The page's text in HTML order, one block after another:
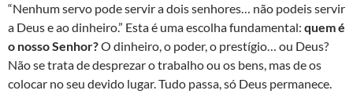
“Nenhum servo pode servir a dois senhores… não podeis servir
a Deus e ao dinheiro.” Esta é uma escolha fundamental: quem é
o nosso Senhor?O dinheiro, o poder, o prestígio… ou Deus?
Não se trata de desprezar o trabalho ou os bens, mas de os
colocar no seu devido lugar. Tudo passa, só Deus permanece.